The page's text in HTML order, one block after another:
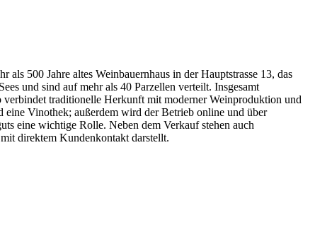
500 Jahre altes Weinbauernhaus in der Hauptstrasse 13, das
und sind auf mehr als 40 Parzellen verteilt. Insgesamt
traditionelle Herkunft mit moderner Weinproduktion und
Vinothek; außerdem wird der Betrieb online und über
eine wichtige Rolle. Neben dem Verkauf stehen auch
direktem Kundenkontakt darstellt.